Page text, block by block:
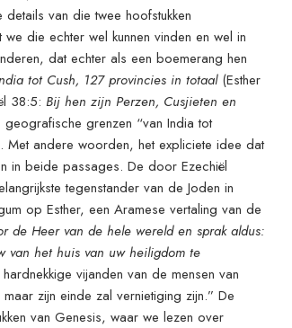
van die twee hoofstukken
die echter wel kunnen vinden en wel in
dat echter als een boemerang hen
tot Cush, 127 provincies in totaal(Esther
38:5: Bij hen zijn Perzen, Cusjieten en
grenzen “van India tot
Met andere woorden, het expliciete idee dat
in beide passages. De door Ezechiël
tegenstander van de Joden in
op Esther, een Aramese vertaling van de
de Heer van de hele wereld en sprak aldus:
van het huis van uw heiligdom te
vijanden van de mensen van
maar zijn einde zal vernietiging zijn.” De
van Genesis, waar we lezen over